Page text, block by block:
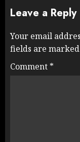
Leave a Reply
Your email
fields are marked
Comment *